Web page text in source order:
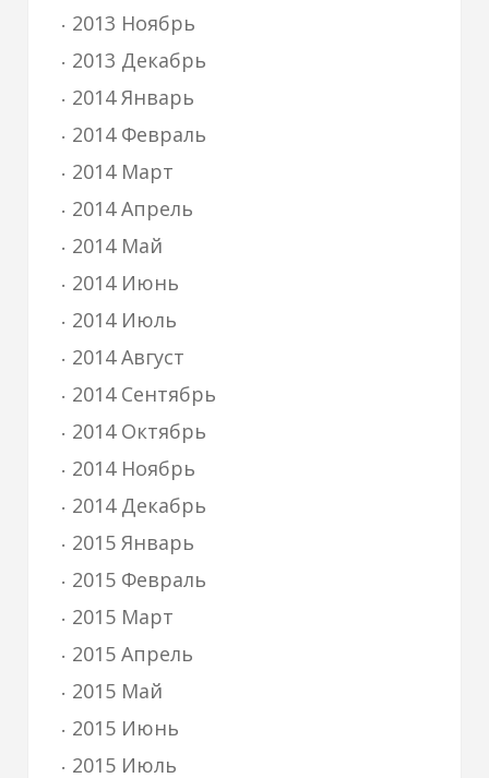
2013 Ноябрь
2013 Декабрь
2014 Январь
2014 Февраль
2014 Март
2014 Апрель
2014 Май
2014 Июнь
2014 Июль
2014 Август
2014 Сентябрь
2014 Октябрь
2014 Ноябрь
2014 Декабрь
2015 Январь
2015 Февраль
2015 Март
2015 Апрель
2015 Май
2015 Июнь
2015 Июль